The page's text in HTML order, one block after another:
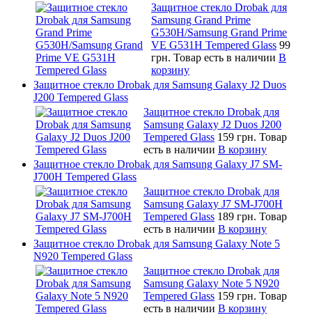
Защитное стекло Drobak для
Samsung Grand Prime
G530H/Samsung Grand Prime
VE G531H Tempered Glass 99
грн. Товар есть в наличии В
корзину
Защитное стекло Drobak для Samsung Galaxy J2 Duos
J200 Tempered Glass
Защитное стекло Drobak для
Samsung Galaxy J2 Duos J200
Tempered Glass 159 грн. Товар
есть в наличии В корзину
Защитное стекло Drobak для Samsung Galaxy J7 SM-
J700H Tempered Glass
Защитное стекло Drobak для
Samsung Galaxy J7 SM-J700H
Tempered Glass 189 грн. Товар
есть в наличии В корзину
Защитное стекло Drobak для Samsung Galaxy Note 5
N920 Tempered Glass
Защитное стекло Drobak для
Samsung Galaxy Note 5 N920
Tempered Glass 159 грн. Товар
есть в наличии В корзину